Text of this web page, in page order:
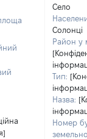
Село
Солонці
Район у
Тип:
Назва:
Номер